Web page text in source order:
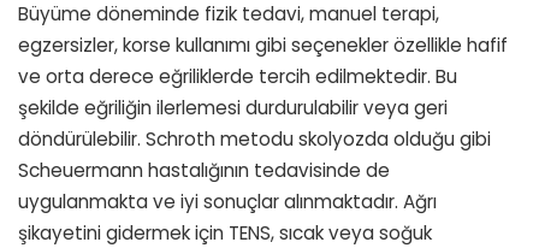
Büyüme döneminde fizik tedavi, manuel terapi,
egzersizler, korse kullanımı gibi seçenekler özellikle hafif
ve orta derece eğriliklerde tercih edilmektedir. Bu
şekilde eğriliğin ilerlemesi durdurulabilir veya geri
döndürülebilir. Schroth metodu skolyozda olduğu gibi
Scheuermann hastalığının tedavisinde de
uygulanmakta ve iyi sonuçlar alınmaktadır. Ağrı
şikayetini gidermek için TENS, sıcak veya soğuk